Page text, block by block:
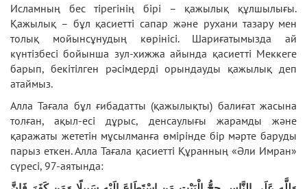
Исламның бес тірегінің бірі – қажылық құлшылығы.
Қажылық – бұл қасиетті сапар және рухани тазару мен
толық мойынсұнудың көрінісі. Шариғатымызда ай
күнтізбесі бойынша зул-хижжа айында қасиетті Меккеге
барып, бекітілген рәсімдерді орындауды қажылық деп
атаймыз.
Алла Тағала бұл ғибадатты (қажылықты) балиғат жасына
толған, ақыл-есі дұрыс, денсаулығы жарамды және
қаражаты жететін мұсылманға өмірінде бір мәрте баруды
парыз еткен. Алла Тағала қасиетті Құранның «Әли Имран»
сүресі, 97-аятында: